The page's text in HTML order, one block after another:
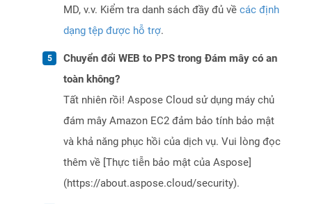
MD, v.v. Kiểm tra danh sách đầy đủ về các định
dạng tệp được hỗ trợ.
Chuyển đổi WEB to PPS trong Đám mây có an
toàn không?
Tất nhiên rồi! Aspose Cloud sử dụng máy chủ
đám mây Amazon EC2 đảm bảo tính bảo mật
và khả năng phục hồi của dịch vụ. Vui lòng đọc
thêm về [Thực tiễn bảo mật của Aspose]
(https://about.aspose.cloud/security).